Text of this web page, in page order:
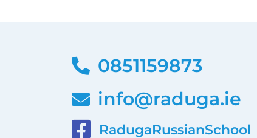
0851159873
info@raduga.ie
RadugaRussianSchool